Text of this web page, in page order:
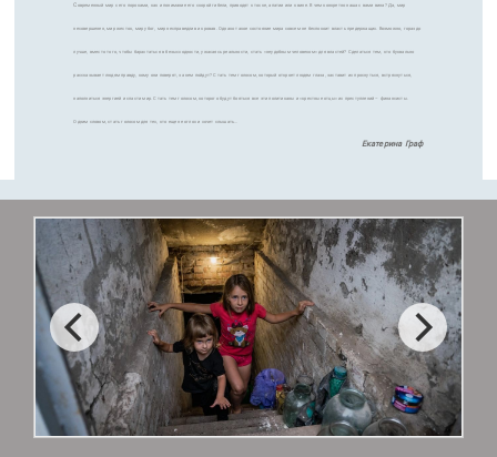
С овременный мир с его пороками, как и понимание его скорой гибели, приводят к тоске, апатии или к вине. В чем конкретно наша с вами вина? Да, мир
несовершенен, мир жесток, мир убог, мир несправедлив и кровав. Однако такое состояние мира совсем не беспокоит власть предержащих. Возможно, гораздо
лучше, вместо того, чтобы барахтаться в безысходности, ужасаясь реальности, стать «неудобным человеком» для властей? Сделаться тем, кто буквально
рассказывает людям правду, кому они поверят, за кем пойдут? Стать тем голосом, который откроет людям глаза, заставит их проснуться, встряхнуться,
наполниться энергией и спасти мир. Стать тем голосом, которого будут бояться все эти политиканы и «крестные отцы» их преступлений – финансисты.
Одним словом, стать голосом для тех, кто еще не оглох и хочет слышать…
Екатерина Граф